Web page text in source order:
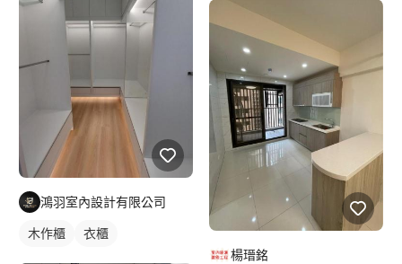
鴻羽室內設計有限公司
木作櫃 衣櫃
楊瑨銘